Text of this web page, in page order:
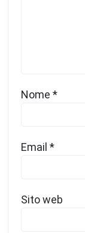
Nome *
Email *
Sito web